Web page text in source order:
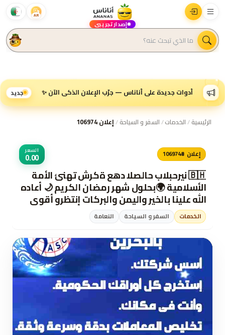
AR
إصدار تجريبي
أدوات جديدة على أناناس — جرّب الإعلان الذكي الآن ✨ جديد
الرئيسية/الخدمات/السفر و السياحة/إعلان 106974
إعلان #106974 السعر
0.00
شركة عهد الصلاح بالبحرين ⁦🇧🇭⁩ تهنئ الأمة
الأسلامية 🌍بحلول شهر رمضان الكريم 🌙 أعاده
الله علينا بالخير واليمن والبركات إنتظرو أقوى
العروض والمفاجأت 💥وكل عام وانتم بخير💥 😊
للتواصل والإستفسار خاص/هند...
الخدمات السفر و السياحة النعامة